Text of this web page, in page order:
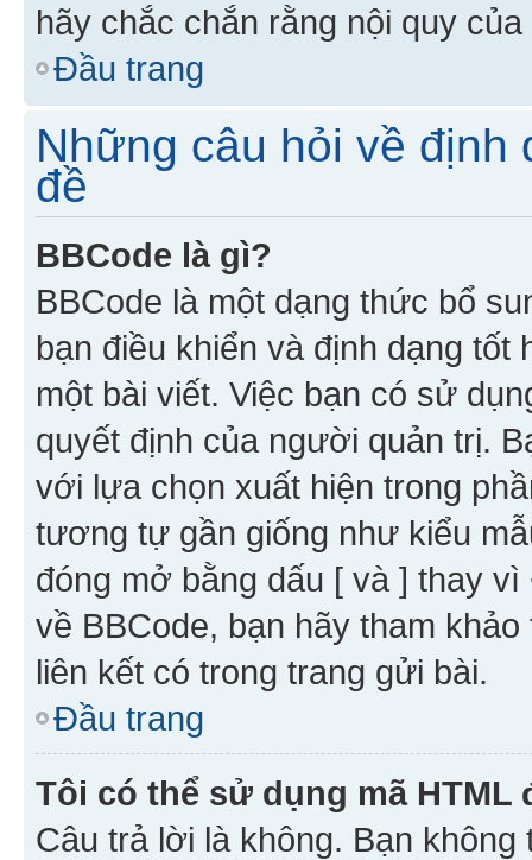
hãy chắc chắn rằng nội quy
Đầu trang
Những câu hỏi về định
đề
BBCode là gì?
BBCode là một dạng thức bổ
bạn điều khiển và định dạng
một bài viết. Việc bạn có sử
quyết định của người quản trị.
với lựa chọn xuất hiện trong
tương tự gần giống như kiểu
đóng mở bằng dấu [ và ] thay
về BBCode, bạn hãy tham
liên kết có trong trang gửi bài.
Đầu trang
Tôi có thể sử dụng mã
Câu trả lời là không. Bạn